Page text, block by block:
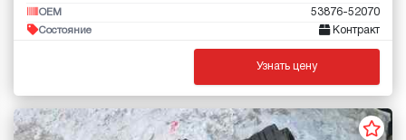
OEM 53876-52070
Состояние Контракт
Узнать цену